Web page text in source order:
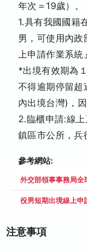
年次＝19歲）。
1.具有我國國籍
男，可使用內政
上申請作業系統
*出境有效期為
不得逾期停留超
內出境台灣)，
2.臨櫃申請:線
鎮區市公所，兵
參考網站:
外交部領事事務局全
役男短期出境線上申
注意事項